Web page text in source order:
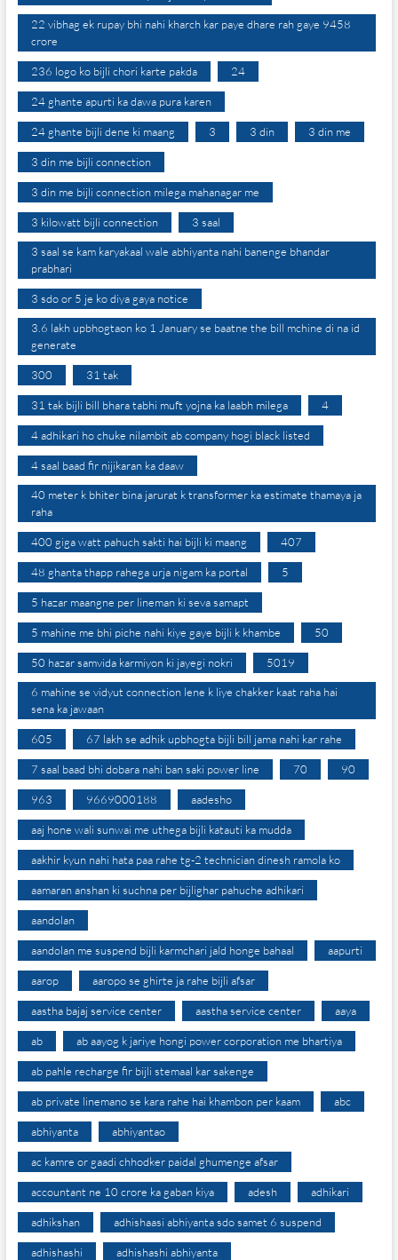
22 vibhag ek rupay bhi nahi kharch kar paye dhare rah gaye 9458
crore
236 logo ko bijli chori karte pakda 24
24 ghante apurti ka dawa pura karen
24 ghante bijli dene ki maang 3 3 din 3 din me
3 din me bijli connection
3 din me bijli connection milega mahanagar me
3 kilowatt bijli connection 3 saal
3 saal se kam karyakaal wale abhiyanta nahi banenge bhandar
prabhari
3 sdo or 5 je ko diya gaya notice
3.6 lakh upbhogtaon ko 1 January se baatne the bill mchine di na id
generate
300 31 tak
31 tak bijli bill bhara tabhi muft yojna ka laabh milega 4
4 adhikari ho chuke nilambit ab company hogi black listed
4 saal baad fir nijikaran ka daaw
40 meter k bhiter bina jarurat k transformer ka estimate thamaya ja
raha
400 giga watt pahuch sakti hai bijli ki maang 407
48 ghanta thapp rahega urja nigam ka portal 5
5 hazar maangne per lineman ki seva samapt
5 mahine me bhi piche nahi kiye gaye bijli k khambe 50
50 hazar samvida karmiyon ki jayegi nokri 5019
6 mahine se vidyut connection lene k liye chakker kaat raha hai
sena ka jawaan
605 67 lakh se adhik upbhogta bijli bill jama nahi kar rahe
7 saal baad bhi dobara nahi ban saki power line 70 90
963 9669000188 aadesho
aaj hone wali sunwai me uthega bijli katauti ka mudda
aakhir kyun nahi hata paa rahe tg-2 technician dinesh ramola ko
aamaran anshan ki suchna per bijlighar pahuche adhikari
aandolan
aandolan me suspend bijli karmchari jald honge bahaal aapurti
aarop aaropo se ghirte ja rahe bijli afsar
aastha bajaj service center aastha service center aaya
ab ab aayog k jariye hongi power corporation me bhartiya
ab pahle recharge fir bijli stemaal kar sakenge
ab private linemano se kara rahe hai khambon per kaam abc
abhiyanta abhiyantao
ac kamre or gaadi chhodker paidal ghumenge afsar
accountant ne 10 crore ka gaban kiya adesh adhikari
adhikshan adhishaasi abhiyanta sdo samet 6 suspend
adhishashi adhishashi abhiyanta